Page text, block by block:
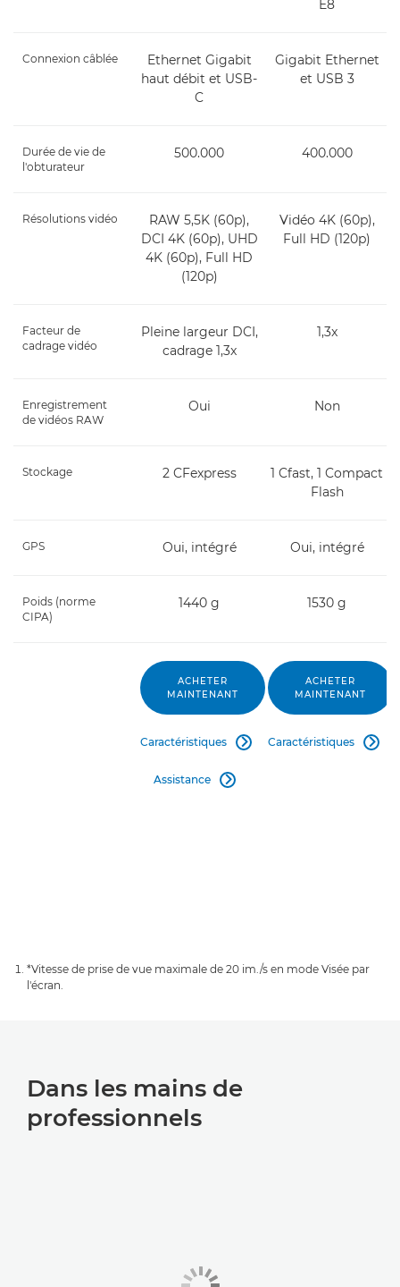
E8
Connexion câblée
Ethernet Gigabit
haut débit et USB-
C
Gigabit Ethernet
et USB 3
Durée de vie de
l'obturateur
500.000 400.000
Résolutions vidéo
RAW 5,5K (60p),
DCI 4K (60p), UHD
4K (60p), Full HD
(120p)
Vidéo 4K (60p),
Full HD (120p)
Facteur de
cadrage vidéo
Pleine largeur DCI,
cadrage 1,3x
1,3x
Enregistrement
de vidéos RAW
Oui Non
Stockage 2 CFexpress
1 Cfast, 1 Compact
Flash
GPS Oui, intégré Oui, intégré
Poids (norme
CIPA)
1440 g 1530 g
ACHETER
MAINTENANT
Caractéristiques 
Assistance 
ACHETER
MAINTENANT
Caractéristiques 
*Vitesse de prise de vue maximale de 20 im./s en mode Visée par
l'écran.
Dans les mains de
professionnels